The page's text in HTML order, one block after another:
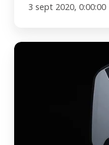
3 sept 2020, 0:00:00
Nuevos